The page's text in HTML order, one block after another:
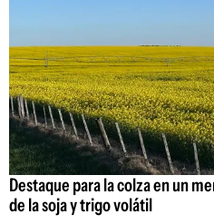
Destaque para la colza en un
de la soja y trigo volátil